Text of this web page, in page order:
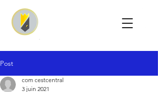
Post
com cestcentral
3 juin 2021